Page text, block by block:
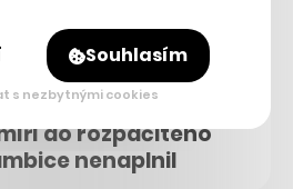
Režim o diktátorce
do rozpačitého
nenaplnil
Souhlasím
s nezbytnými cookies